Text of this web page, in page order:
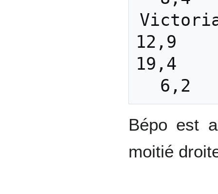
12,9
19,4
Bépo est
moitié